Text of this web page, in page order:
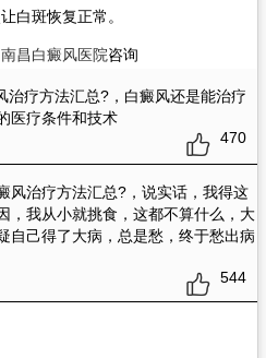
白斑恢复正常。
南昌白癜风医院咨询
治疗方法汇总?，白癜风还是能治疗
医疗条件和技术
470
风治疗方法汇总?，说实话，我得这
，我从小就挑食，这都不算什么，大
自己得了大病，总是愁，终于愁出病
544